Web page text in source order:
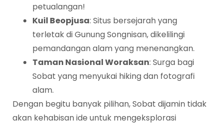
petualangan!
Kuil Beopjusa: Situs bersejarah yang
terletak di Gunung Songnisan, dikelilingi
pemandangan alam yang menenangkan.
Taman Nasional Woraksan: Surga bagi
Sobat yang menyukai hiking dan fotografi
alam.
Dengan begitu banyak pilihan, Sobat dijamin tidak
akan kehabisan ide untuk mengeksplorasi